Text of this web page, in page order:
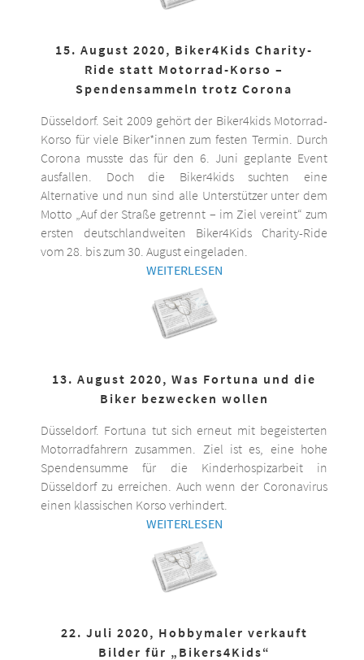
15. August 2020, Biker4Kids Charity-
Ride statt Motorrad-Korso –
Spendensammeln trotz Corona
Düsseldorf. Seit 2009 gehört der Biker4kids Motorrad-
Korso für viele Biker*innen zum festen Termin. Durch
Corona musste das für den 6. Juni geplante Event
ausfallen. Doch die Biker4kids suchten eine
Alternative und nun sind alle Unterstützer unter dem
Motto „Auf der Straße getrennt – im Ziel vereint“ zum
ersten deutschlandweiten Biker4Kids Charity-Ride
vom 28. bis zum 30. August eingeladen.
WEITERLESEN
13. August 2020, Was Fortuna und die
Biker bezwecken wollen
Düsseldorf. Fortuna tut sich erneut mit begeisterten
Motorradfahrern zusammen. Ziel ist es, eine hohe
Spendensumme für die Kinderhospizarbeit in
Düsseldorf zu erreichen. Auch wenn der Coronavirus
einen klassischen Korso verhindert.
WEITERLESEN
22. Juli 2020, Hobbymaler verkauft
Bilder für „Bikers4Kids“